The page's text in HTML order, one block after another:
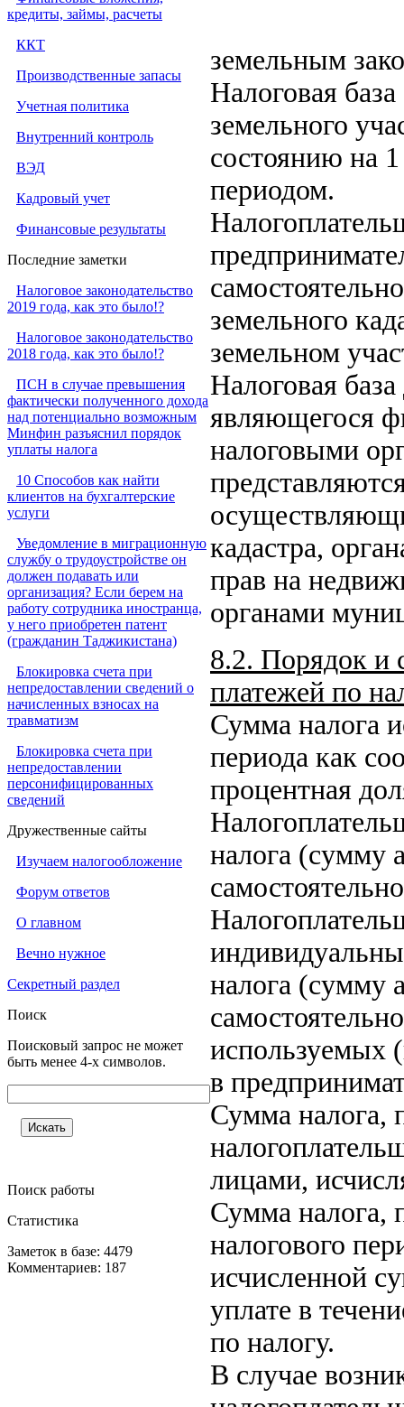
кредиты, займы, расчеты
ККТ
Производственные запасы
Учетная политика
Внутренний контроль
ВЭД
Кадровый учет
Финансовые результаты
Последние заметки
Налоговое законодательство
2019 года, как это было!?
Налоговое законодательство
2018 года, как это было!?
ПСН в случае превышения
фактически полученного дохода
над потенциально возможным
Минфин разъяснил порядок
уплаты налога
10 Способов как найти
клиентов на бухгалтерские
услуги
Уведомление в миграционную
службу о трудоустройстве он
должен подавать или
организация? Если берем на
работу сотрудника иностранца,
у него приобретен патент
(гражданин Таджикистана)
Блокировка счета при
непредоставлении сведений о
начисленных взносах на
травматизм
Блокировка счета при
непредоставлении
персонифицированных
сведений
Дружественные сайты
Изучаем налогообложение
Форум ответов
О главном
Вечно нужное
Секретный раздел
Поиск
Поисковый запрос не может
быть менее 4-х символов.
Поиск работы
Статистика
Заметок в базе: 4479
Комментариев: 187
земельным
Налоговая
земельного
состоянию на
периодом.
земельного
земельном
Налоговая
являющегося
налоговыми
кадастра,
прав на
органами
8.2. Порядок и
платежей по
Сумма налога
периода как
процентная
налога (сумму
налога (сумму
используемых
в
Сумма налога,
лицами,
Сумма налога,
налогового
исчисленной
уплате в
по налогу.
В случае